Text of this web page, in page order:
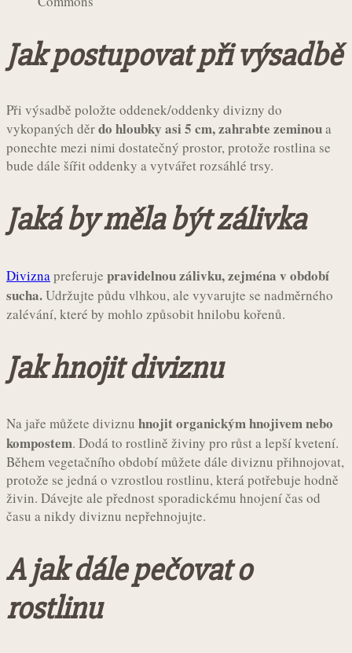
Jak postupovat při výsadbě
Při výsadbě položte oddenek/oddenky divizny do
vykopaných děrdo hloubky asi 5 cm, zahrabte zeminoua
ponechte mezi nimi dostatečný prostor, protože rostlina se
bude dále šířit oddenky a vytvářet rozsáhlé trsy.
Jaká by měla být zálivka
Diviznapreferuje pravidelnou zálivku, zejména v období
sucha.Udržujte půdu vlhkou, ale vyvarujte se nadměrného
zalévání, které by mohlo způsobit hnilobu kořenů.
Jak hnojit diviznu
Na jaře můžete diviznu hnojit organickým hnojivem nebo
kompostem. Dodá to rostlině živiny pro růst a lepší kvetení.
Během vegetačního období můžete dále diviznu přihnojovat,
protože se jedná o vzrostlou rostlinu, která potřebuje hodně
živin. Dávejte ale přednost sporadickému hnojení čas od
času a nikdy diviznu nepřehnojujte.
A jak dále pečovat o
rostlinu